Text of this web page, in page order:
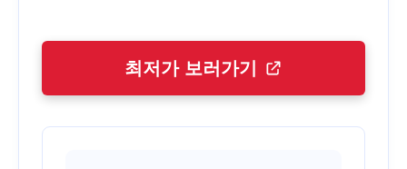
최저가 보러가기